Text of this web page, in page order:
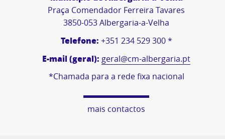
Praça Comendador Ferreira Tavares
3850-053 Albergaria-a-Velha
Telefone: +351 234 529 300 *
E-mail (geral): geral@cm-albergaria.pt
*Chamada para a rede fixa nacional
mais contactos